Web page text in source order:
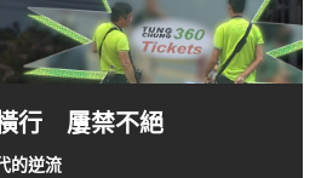
行 屢禁不絕
的逆流